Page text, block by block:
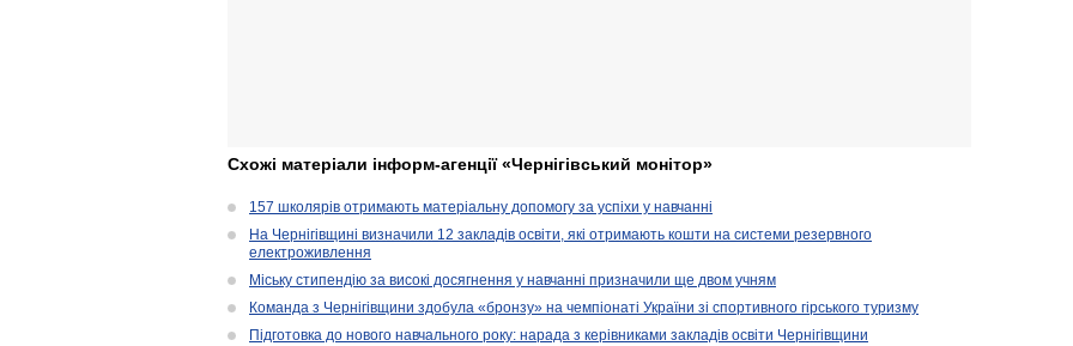
Схожі матеріали інформ-агенції «Чернігівський монітор»
157 школярів отримають матеріальну допомогу за успіхи у навчанні
На Чернігівщині визначили 12 закладів освіти, які отримають кошти на системи резервного
електроживлення
Міську стипендію за високі досягнення у навчанні призначили ще двом учням
Команда з Чернігівщини здобула «бронзу» на чемпіонаті України зі спортивного гірського туризму
Підготовка до нового навчального року: нарада з керівниками закладів освіти Чернігівщини